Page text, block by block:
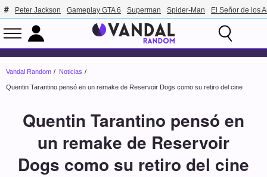
Peter Jackson Gameplay GTA 6 Superman Spider-Man El Señor de los
Vandal Random Noticias
Quentin Tarantino pensó en un remake de Reservoir Dogs como su retiro del cine
Quentin Tarantino pensó en
un remake de Reservoir
Dogs como su retiro del cine